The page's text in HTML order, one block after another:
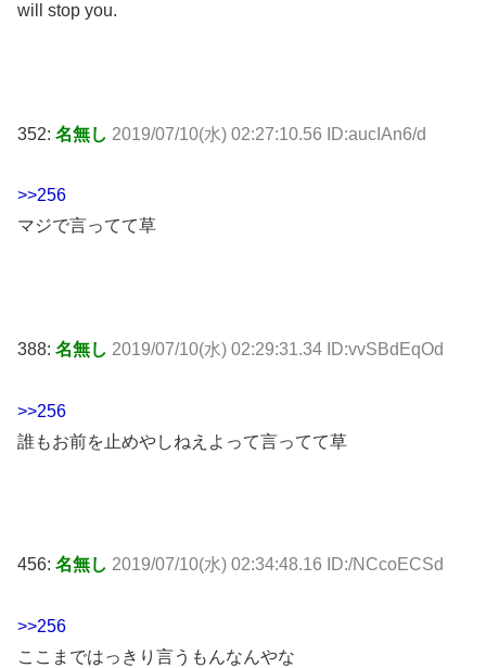
will stop you.
352: 名無し 2019/07/10(水) 02:27:10.56 ID:aucIAn6/d
>>256
マジで言ってて草
388: 名無し 2019/07/10(水) 02:29:31.34 ID:vvSBdEqOd
>>256
誰もお前を止めやしねえよって言ってて草
456: 名無し 2019/07/10(水) 02:34:48.16 ID:/NCcoECSd
>>256
ここまではっきり言うもんなんやな